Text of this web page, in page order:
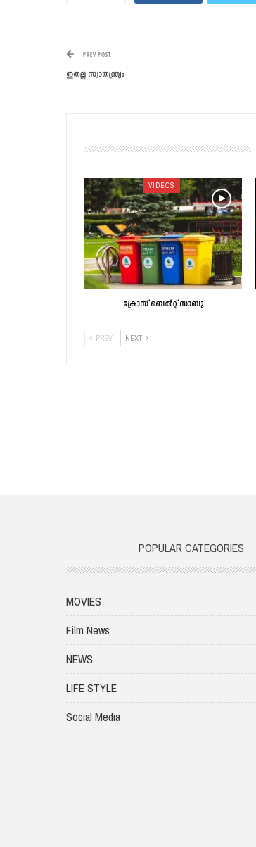
PREV POST
ഇതല്ല സ്വാതന്ത്ര്യം
VIDEOS
ക്രോസ് ബെല്‍റ്റ് സാബു
PREV NEXT
POPULAR CATEGORIES
MOVIES
Film News
NEWS
LIFE STYLE
Social Media